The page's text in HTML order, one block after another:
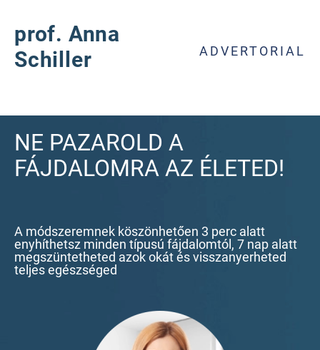
prof. Anna
Schiller
ADVERTORIAL
NE PAZAROLD A
FÁJDALOMRA AZ ÉLETED!
A módszeremnek köszönhetően 3 perc alatt
enyhíthetsz minden típusú fájdalomtól, 7 nap alatt
megszüntetheted azok okát és visszanyerheted
teljes egészséged